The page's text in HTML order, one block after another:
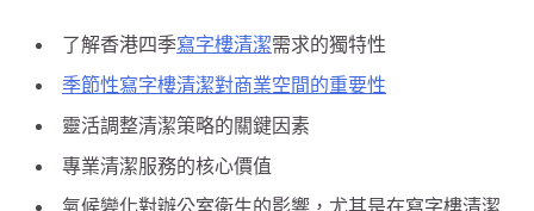
了解香港四季寫字樓清潔需求的獨特性
季節性寫字樓清潔對商業空間的重要性
靈活調整清潔策略的關鍵因素
專業清潔服務的核心價值